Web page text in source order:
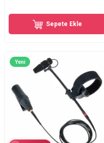
Sepete Ekle
Yeni